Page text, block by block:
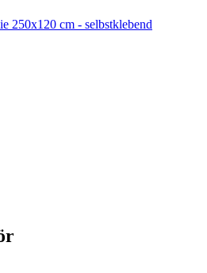
250x120 cm - selbstklebend